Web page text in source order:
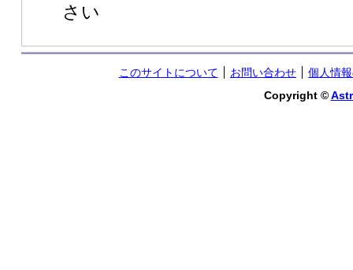
さい
このサイトについて お問い合わせ
個人情
Copyright ©